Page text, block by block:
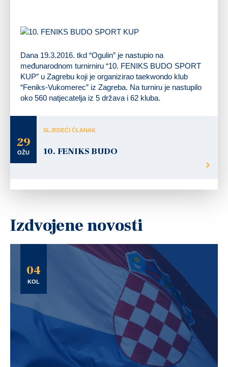
Dana 19.3.2016. tkd “Ogulin” je nastupio na
međunarodnom turnirniru “10. FENIKS BUDO SPORT
KUP” u Zagrebu koji je organizirao taekwondo klub
“Feniks-Vukomerec” iz Zagreba. Na turniru je nastupilo
oko 560 natjecatelja iz 5 država i 62 kluba.
29
OŽU
SLJEDEĆI ČLANAK
10. FENIKS BUDO
Izdvojene novosti
04
KOL